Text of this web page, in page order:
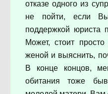
отказе одного из
не пойти, если Вы
поддержкой юриста
Может, стоит
женой и выяснить,
В конце концов,
обитания тоже